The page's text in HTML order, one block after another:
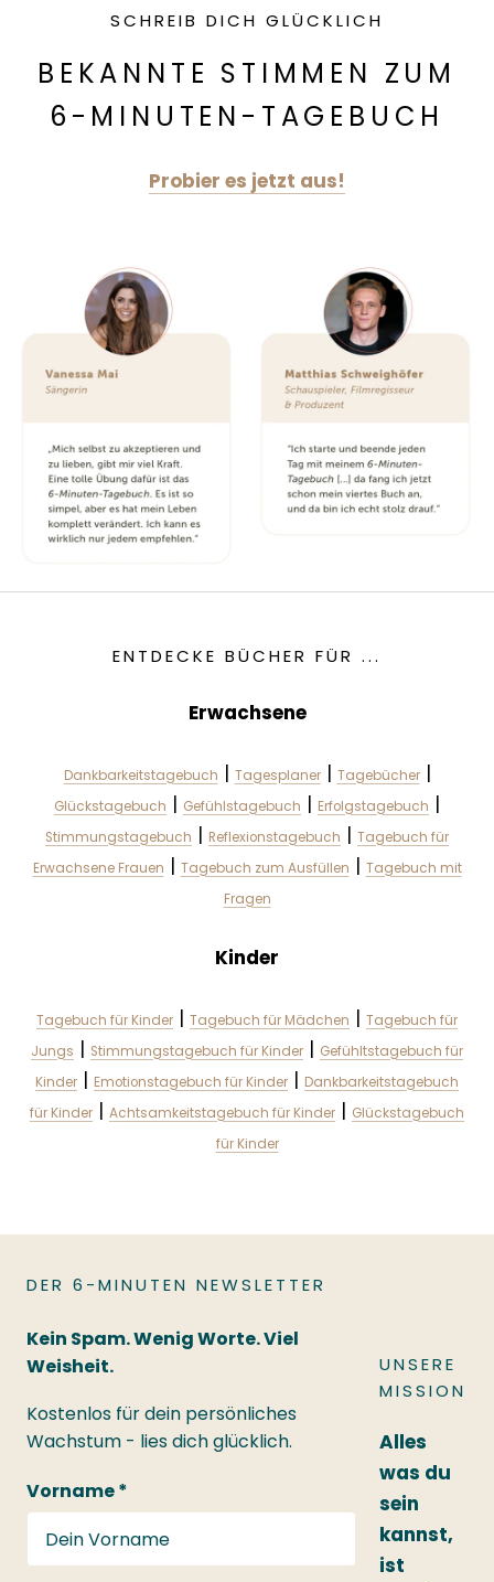
SCHREIB DICH GLÜCKLICH
BEKANNTE STIMMEN ZUM
6-MINUTEN-TAGEBUCH
Probier es jetzt aus!
ENTDECKE BÜCHER FÜR ...
Erwachsene
Dankbarkeitstagebuch | Tagesplaner| Tagebücher|
Glückstagebuch | Gefühlstagebuch | Erfolgstagebuch |
Stimmungstagebuch | Reflexionstagebuch | Tagebuch für
Erwachsene Frauen | Tagebuch zum Ausfüllen | Tagebuch mit
Fragen
Kinder
Tagebuch für Kinder | Tagebuch für Mädchen | Tagebuch für
Jungs | Stimmungstagebuch für Kinder | Gefühltstagebuch für
Kinder | Emotionstagebuch für Kinder | Dankbarkeitstagebuch
für Kinder | Achtsamkeitstagebuch für Kinder | Glückstagebuch
für Kinder
DER 6-MINUTEN NEWSLETTER
Kein Spam. Wenig Worte. Viel
Weisheit.
Kostenlos für dein persönliches
Wachstum - lies dich glücklich.
Vorname *
UNSERE
MISSION
Alles
was du
sein
kannst,
ist